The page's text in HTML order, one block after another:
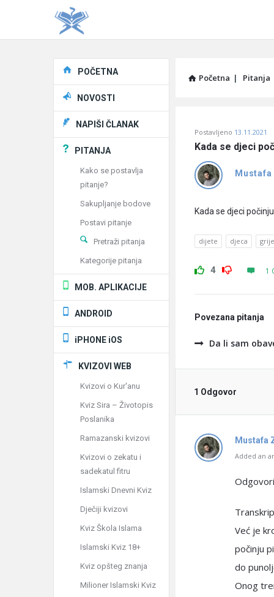
Početna | Pitanja
Učene
Latest
Pitanja
Postavljeno 13.11.2021
Kada se djeci
Mustafa
Kada se djeci
dijete djeca
4 1
Povezana pitanja
Da li sam
1 Odgovor
Mustafa
Added an
Već je
počinju
do
Onog
Explore
POČETNA
NOVOSTI
NAPIŠI ČLANAK
PITANJA
Kako se postavlja
pitanje?
Sakupljanje bodove
Postavi pitanje
Pretraži pitanja
Kategorije pitanja
MOB. APLIKACIJE
ANDROID
iPHONE iOS
KVIZOVI WEB
Kvizovi o Kur'anu
Kviz Sira – Životopis
Poslanika
Ramazanski kvizovi
Kvizovi o zekatu i
sadekatul fitru
Islamski Dnevni Kviz
Dječiji kvizovi
Kviz Škola Islama
Islamski Kviz 18+
Kviz opšteg znanja
Milioner Islamski Kviz